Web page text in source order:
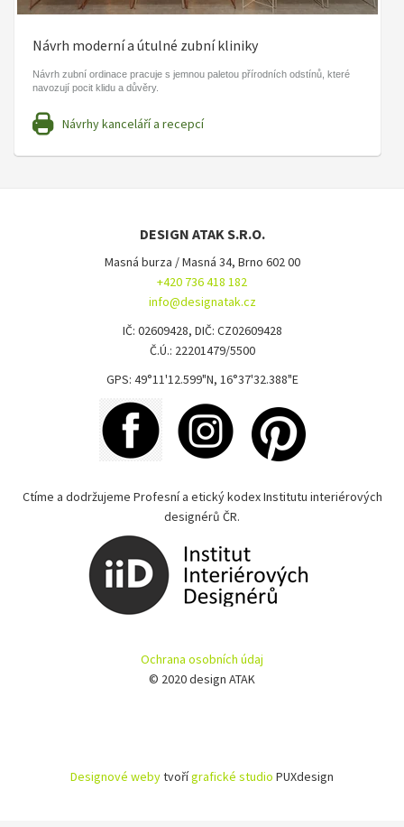
Návrh moderní a útulné zubní kliniky
Návrh zubní ordinace pracuje s jemnou paletou přírodních odstínů, které
navozují pocit klidu a důvěry.
Návrhy kanceláří a recepcí
DESIGN ATAK S.R.O.
Masná burza / Masná 34, Brno 602 00
+420 736 418 182
info@designatak.cz
IČ: 02609428, DIČ: CZ02609428
Č.Ú.: 22201479/5500
GPS: 49°11'12.599"N, 16°37'32.388"E
Ctíme a dodržujeme Profesní a etický kodex Institutu interiérových
designérů ČR.
Ochrana osobních údaj
© 2020 design ATAK
Designové webytvořígrafické studio PUXdesign